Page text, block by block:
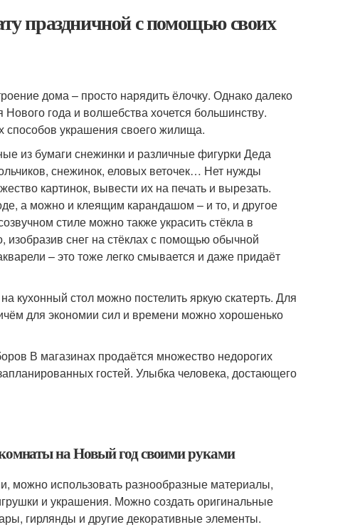
праздничной с помощью своих
дома – просто нарядить ёлочку. Однако далеко
года и волшебства хочется большинству.
украшения своего жилища.
из бумаги снежинки и различные фигурки Деда
снежинок, еловых веточек… Нет нужды
картинок, вывести их на печать и вырезать.
а можно и клеящим карандашом – и то, и другое
стиле можно также украсить стёкла в
снег на стёклах с помощью обычной
– это тоже легко смывается и даже придаёт
кухонный стол можно постелить яркую скатерть. Для
для экономии сил и времени можно хорошенько
В магазинах продаётся множество недорогих
гостей. Улыбка человека, достающего
на Новый год своими руками
можно использовать разнообразные материалы,
и украшения. Можно создать оригинальные
гирлянды и другие декоративные элементы.